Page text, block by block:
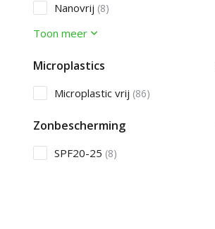
Nanovrij (8)
Toon meer
Microplastics
Microplastic vrij (86)
Zonbescherming
SPF20-25 (8)